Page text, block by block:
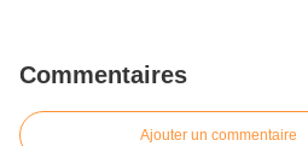
Commentaires
Ajouter un commentaire